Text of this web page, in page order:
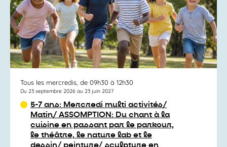
Tous les mercredis, de 09h30 à 12h30
Du 23 septembre 2026 au 23 juin 2027
5-7 ans: Mercredi multi activités/
Matin/ ASSOMPTION: Du chant à la
cuisine en passant par le parkour,
le théâtre, le nature lab et le
dessin/ peinture/ sculpture en